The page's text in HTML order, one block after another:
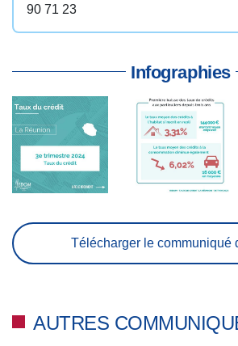
90 71 23
Infographies
Télécharger le communiqué
AUTRES